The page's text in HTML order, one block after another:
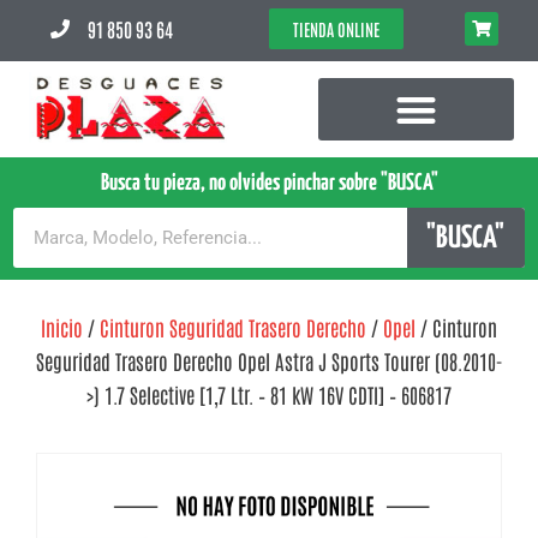
91 850 93 64 TIENDA ONLINE
Busca tu pieza, no olvides pinchar sobre "BUSCA"
"BUSCA"
Inicio / Cinturon Seguridad Trasero Derecho / Opel / Cinturon
Seguridad Trasero Derecho Opel Astra J Sports Tourer (08.2010-
>) 1.7 Selective [1,7 Ltr. – 81 kW 16V CDTI] – 606817